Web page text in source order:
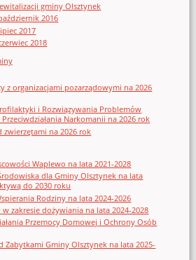
gminy Olsztynek
2016
2017
2018
z organizacjami pozarządowymi na 2026
i Rozwiązywania Problemów
Narkomanii na 2026 rok
zwierzętami na 2026 rok
Waplewo na lata 2021-2028
dla Gminy Olsztynek na lata
do 2030 roku
Rodziny na lata 2024-2026
w zakresie dożywiania na lata 2024-2028
Przemocy Domowej i Ochrony Osób
Zabytkami Gminy Olsztynek na lata 2025-